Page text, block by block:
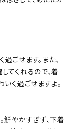
ごせます。また、
てくれるので、着
いく過ごせますよ。
鮮やかすぎず、下着